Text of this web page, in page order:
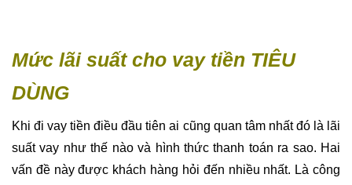
Mức lãi suất cho vay tiền TIÊU
DÙNG
Khi đi vay tiền điều đầu tiên ai cũng quan tâm nhất đó là lãi
suất vay như thế nào và hình thức thanh toán ra sao. Hai
vấn đề này được khách hàng hỏi đến nhiều nhất. Là công